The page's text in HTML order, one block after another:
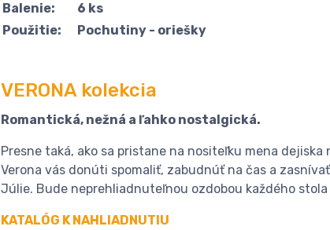
Balenie:
6 ks
Použitie:
Pochutiny - oriešky
VERONA kolekcia
Romantická, nežná a ľahko nostalgická.
Presne taká, ako sa pristane na nositeľku mena
Verona vás donúti spomaliť, zabudnúť na čas a
Júlie. Bude neprehliadnuteľnou ozdobou každého
KATALÓG K NAHLIADNUTIU